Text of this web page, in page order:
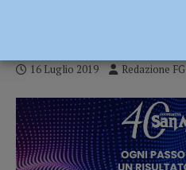
16 Luglio 2019 Redazione FG